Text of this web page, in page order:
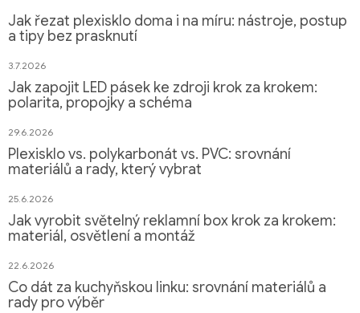
Jak řezat plexisklo doma i na míru: nástroje, postup
a tipy bez prasknutí
3.7.2026
Jak zapojit LED pásek ke zdroji krok za krokem:
polarita, propojky a schéma
29.6.2026
Plexisklo vs. polykarbonát vs. PVC: srovnání
materiálů a rady, který vybrat
25.6.2026
Jak vyrobit světelný reklamní box krok za krokem:
materiál, osvětlení a montáž
22.6.2026
Co dát za kuchyňskou linku: srovnání materiálů a
rady pro výběr